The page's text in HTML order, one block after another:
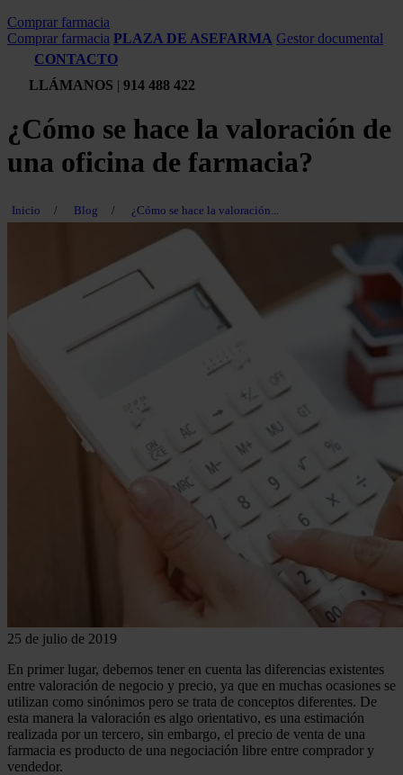
Comprar farmacia
Comprar farmacia PLAZA DE ASEFARMA Gestor documental
CONTACTO
LLÁMANOS | 914 488 422
¿Cómo se hace la valoración de
una oficina de farmacia?
Inicio / Blog / ¿Cómo se hace la valoración...
25 de julio de 2019
En primer lugar, debemos tener en cuenta las diferencias existentes
entre valoración de negocio y precio, ya que en muchas ocasiones se
utilizan como sinónimos pero se trata de conceptos diferentes. De
esta manera la valoración es algo orientativo, es una estimación
realizada por un tercero, sin embargo, el precio de venta de una
farmacia es producto de una negociación libre entre comprador y
vendedor.